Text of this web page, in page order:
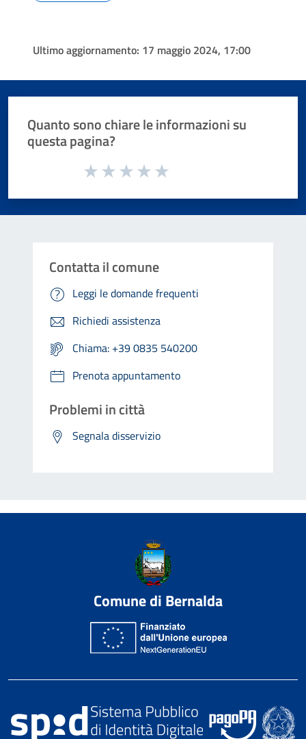
Ultimo aggiornamento: 17 maggio 2024, 17:00
Quanto sono chiare le informazioni su
questa pagina?
Valuta da 1 a 5 stelle la pagina
Contatta il comune
Leggi le domande frequenti
Richiedi assistenza
Chiama: +39 0835 540200
Prenota appuntamento
Problemi in città
Segnala disservizio
Comune di Bernalda